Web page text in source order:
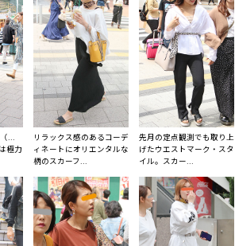
...
極力
リラックス感のあるコーデ
ィネートにオリエンタルな
柄のスカーフ...
先月の定点観測でも取り上
げたウエストマーク・スタ
イル。スカー...